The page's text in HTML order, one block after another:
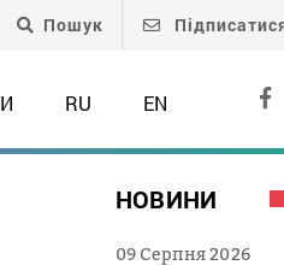
Пошук
RU EN
НОВИНИ
09 Серпня 2026